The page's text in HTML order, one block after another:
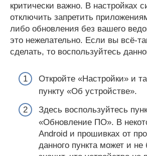
критически важно. В настройках
отключить запретить
либо обновления без вашего
это нежелательно. Если вы всё-
сделать, то воспользуйтесь
Откройте «Настройки» и
пункту «Об устройстве».
Здесь воспользуйтесь
«Обновление ПО». В
Android и прошивках от
данного пункта может и